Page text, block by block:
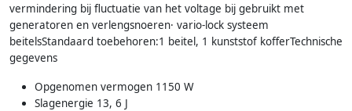
vermindering bij fluctuatie van het voltage bij gebruikt met
generatoren en verlengsnoeren· vario-lock systeem
beitelsStandaard toebehoren:1 beitel, 1 kunststof kofferTechnische
gegevens
Opgenomen vermogen 1150 W
Slagenergie 13, 6 J